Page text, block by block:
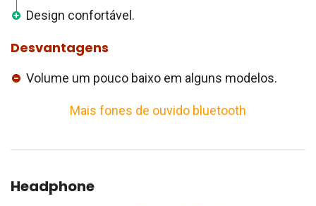
Design confortável.
Desvantagens
Volume um pouco baixo em alguns modelos.
Mais fones de ouvido bluetooth
Headphone